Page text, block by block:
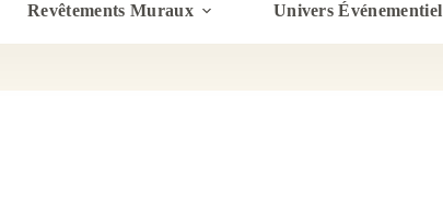
Revêtements Muraux Univers Événementiel